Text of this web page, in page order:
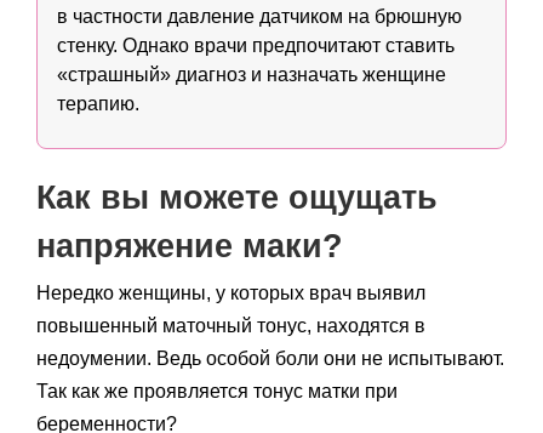
в частности давление датчиком на брюшную
стенку. Однако врачи предпочитают ставить
«страшный» диагноз и назначать женщине
терапию.
Как вы можете ощущать
напряжение маки?
Нередко женщины, у которых врач выявил
повышенный маточный тонус, находятся в
недоумении. Ведь особой боли они не испытывают.
Так как же проявляется тонус матки при
беременности?